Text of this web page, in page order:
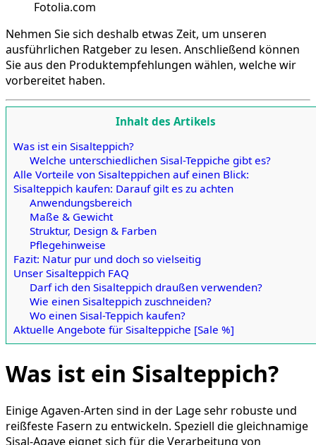
Fotolia.com
Nehmen Sie sich deshalb etwas Zeit, um unseren
ausführlichen Ratgeber zu lesen. Anschließend können
Sie aus den Produktempfehlungen wählen, welche wir
vorbereitet haben.
Inhalt des Artikels
Was ist ein Sisalteppich?
Welche unterschiedlichen Sisal-Teppiche gibt es?
Alle Vorteile von Sisalteppichen auf einen Blick:
Sisalteppich kaufen: Darauf gilt es zu achten
Anwendungsbereich
Maße & Gewicht
Struktur, Design & Farben
Pflegehinweise
Fazit: Natur pur und doch so vielseitig
Unser Sisalteppich FAQ
Darf ich den Sisalteppich draußen verwenden?
Wie einen Sisalteppich zuschneiden?
Wo einen Sisal-Teppich kaufen?
Aktuelle Angebote für Sisalteppiche [Sale %]
Was ist ein Sisalteppich?
Einige Agaven-Arten sind in der Lage sehr robuste und
reißfeste Fasern zu entwickeln. Speziell die gleichnamige
Sisal-Agave eignet sich für die Verarbeitung von